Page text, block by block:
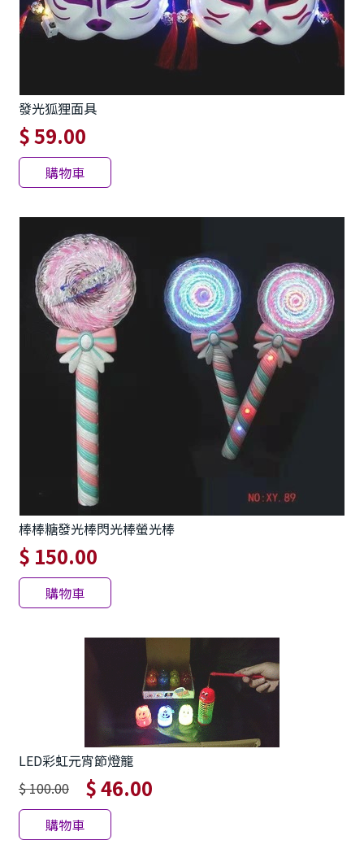
發光狐狸面具
$ 59.00
購物車
棒棒糖發光棒閃光棒螢光棒
$ 150.00
購物車
LED彩虹元宵節燈籠
$ 100.00
$ 46.00
購物車